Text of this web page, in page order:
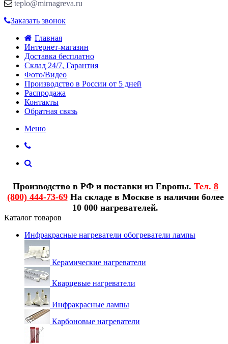
teplo@mirnagreva.ru
Заказать звонок
Главная
Интернет-магазин
Доставка бесплатно
Склад 24/7, Гарантия
Фото/Видео
Производство в России от 5 дней
Распродажа
Контакты
Обратная связь
Меню
Производство в РФ и поставки из Европы. Тел. 8
(800) 444-73-69На складе в Москве в наличии более
10 000 нагревателей.
Каталог товаров
Инфракрасные нагреватели обогреватели лампы
Керамические нагреватели
Кварцевые нагреватели
Инфракрасные лампы
Карбоновые нагреватели